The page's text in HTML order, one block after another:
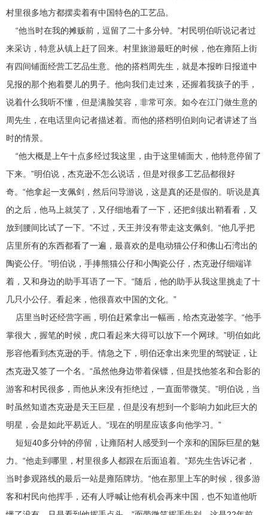
村里很多地方都摆卖着有中国特色的工艺品。
“他当时在我的摊贩前，逗留了二十多分钟。”村民明伯听说记者过
来采访，特意从镇上赶了回来。村里旅游最旺的时候，他在雍陌上街
有四间铺面经营工艺品生意。他的搭档周先生，就是本报昨日报道中
见报的那个抱着婴儿的男子。他向我们走过来，还握着我孩子的手，
说着什么我听不懂，但是满脸笑容，非常可亲。如今在江门做生意的
周先生，在电话里向记者描述着。而他的搭档明伯则向记者讲述了当
时的情景。
“他大概是上午十点多经过我这里，由于这里铺面大，他特意停留了
下来。”明伯说，杰克逊不怎么说话，但是对很多工艺品都很好
奇。“他拿起一支佩剑，然后问导游说，这是真的还是假的。听说是真
的之后，他马上就笑了，又仔细地看了一下，还把剑拔出鞘看看，又
放到腰间比试了一下。”不过，天王并没有带走这支佩剑。“他几乎把
店里所有的东西都看了一遍，最喜欢的是电动猫公仔和佛山石湾出的
陶瓷公仔。”明伯说，手捧熊猫公仔和小陶瓷公仔，杰克逊仔细端详
着，又和身边的助手耳语了一下。“随后，他的助手从我这里挑走了十
几只小公仔。看起来，他很喜欢中国的文化。”
店里当时还经营字画，明伯赶紧拿出一幅画，给杰克逊签字。“他手
掌很大，握笔的时候，虎口看起来大得可以放下一个网球。”明伯如此
形容他看到杰克逊的手。情急之下，明伯还拿出来兜里的驾驶证，让
杰克逊又签了一个名。“虽然他身边带着保镖，但是找他签名和合影的
游客和村民很多，而他从来没有拒绝过，一直面带微笑。”明伯说，当
时虽然知道杰克逊是天王巨星，但是没有想到一个影响力如此巨大的
明星，会是如此平易近人。“现在的明星应该多向他学习。”
短短40多分钟的停留，让雍陌村人感受到一个亲和的国际巨星的魅
力。“他走到哪里，村里很多人都跟在后面追着。”郑先生告诉记者，
当时参观路线的最后一站是雍陌牌坊。“他在那里上车的时候，很多游
客和村民向他挥手，还有人呼喊让他有机会再来中国，也不知道他听